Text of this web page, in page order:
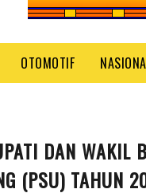
OTOMOTIF
DAN WAKIL
(PSU) TAHUN